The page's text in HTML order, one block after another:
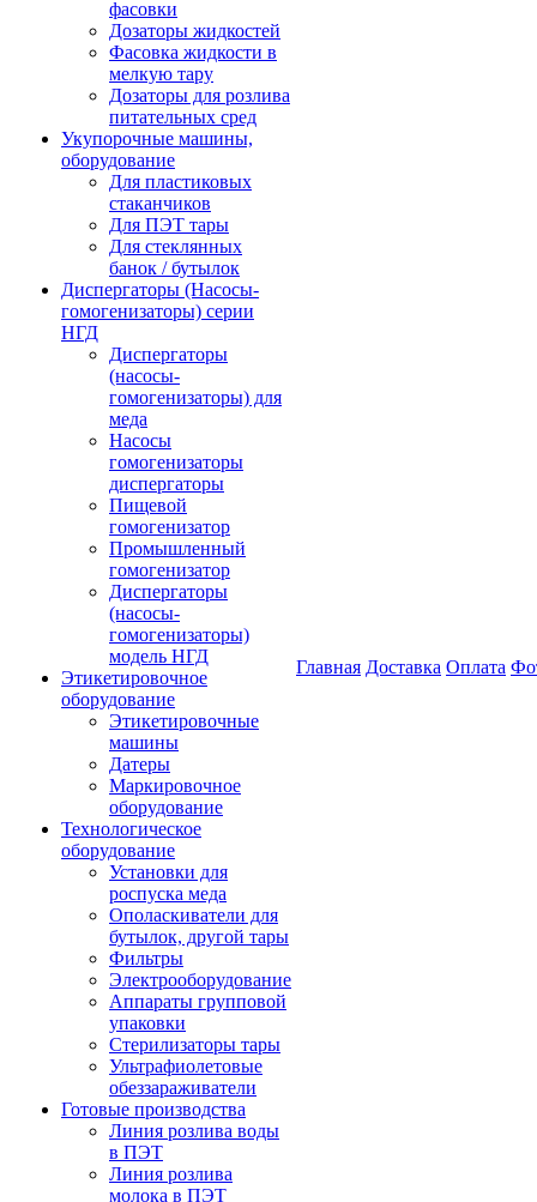
фасовки
Дозаторы жидкостей
Фасовка жидкости в
мелкую тару
Дозаторы для розлива
питательных сред
Укупорочные машины,
оборудование
Для пластиковых
стаканчиков
Для ПЭТ тары
Для стеклянных
банок / бутылок
Диспергаторы (Насосы-
гомогенизаторы) серии
НГД
Диспергаторы
(насосы-
гомогенизаторы) для
меда
Насосы
гомогенизаторы
диспергаторы
Пищевой
гомогенизатор
Промышленный
гомогенизатор
Диспергаторы
(насосы-
гомогенизаторы)
модель НГД
Этикетировочное
оборудование
Этикетировочные
машины
Датеры
Маркировочное
оборудование
Технологическое
оборудование
Установки для
роспуска меда
Ополаскиватели для
бутылок, другой тары
Фильтры
Электрооборудование
Аппараты групповой
упаковки
Стерилизаторы тары
Ультрафиолетовые
обеззараживатели
Готовые производства
Линия розлива воды
в ПЭТ
Линия розлива
молока в ПЭТ
Главная Доставка Оплата